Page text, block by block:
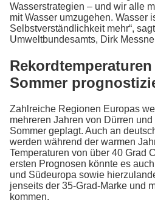
Wasserstrategien – und wir alle
mit Wasser umzugehen. Wasser
Selbstverständlichkeit mehr“,
Umweltbundesamts, Dirk
Sommer
Zahlreiche Regionen Europas
mehreren Jahren von Dürren
Sommer geplagt. Auch an
werden während der warmen
Temperaturen von über 40 Grad
ersten Prognosen könnte es
und Südeuropa sowie
jenseits der 35-Grad-Marke und
kommen.